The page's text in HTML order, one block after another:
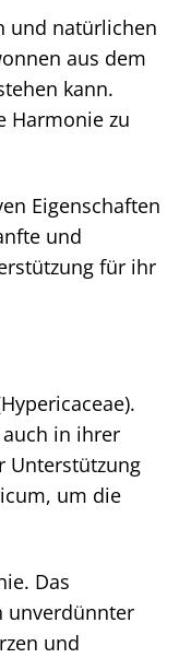
und natürlichen
aus dem
kann.
Harmonie zu
Eigenschaften
und
für ihr
in ihrer
Unterstützung
um die
Das
unverdünnter
und